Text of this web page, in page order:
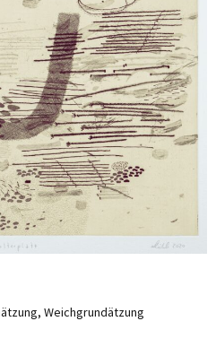
Weichgrundätzung